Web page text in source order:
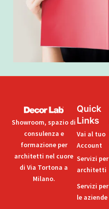
Showroom, spazio di
consulenza e
formazione per
architetti nel cuore
di Via Tortona a
Milano.
Quick
Links
Vai al tuo
Account
Servizi per
architetti
Servizi per
le aziende